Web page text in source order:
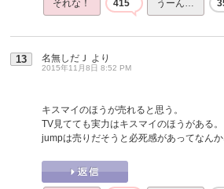
それな！ 415 うーん…
13 名無しだＪ より
2015年11月8日 8:52 PM
キスマイのほうが売れると思う。
TV見てても実力はキスマイのほうがある。
jumpは売りだそうと必死感があってなん